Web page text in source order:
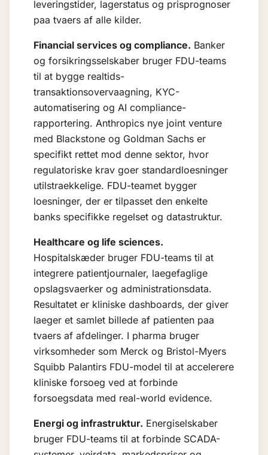
leveringstider, lagerstatus og prisprognoser
paa tvaers af alle kilder.
Financial services og compliance. Banker
og forsikringsselskaber bruger FDU-teams
til at bygge realtids-
transaktionsovervaagning, KYC-
automatisering og AI compliance-
rapportering. Anthropics nye joint venture
med Blackstone og Goldman Sachs er
specifikt rettet mod denne sektor, hvor
regulatoriske krav goer standardloesninger
utilstraekkelige. FDU-teamet bygger
loesninger, der er tilpasset den enkelte
banks specifikke regelset og datastruktur.
Healthcare og life sciences.
Hospitalskæder bruger FDU-teams til at
integrere patientjournaler, laegefaglige
opslagsvaerker og administrationsdata.
Resultatet er kliniske dashboards, der giver
laeger et samlet billede af patienten paa
tvaers af afdelinger. I pharma bruger
virksomheder som Merck og Bristol-Myers
Squibb Palantirs FDU-model til at accelerere
kliniske forsoeg ved at forbinde
forsoegsdata med real-world evidence.
Energi og infrastruktur. Energiselskaber
bruger FDU-teams til at forbinde SCADA-